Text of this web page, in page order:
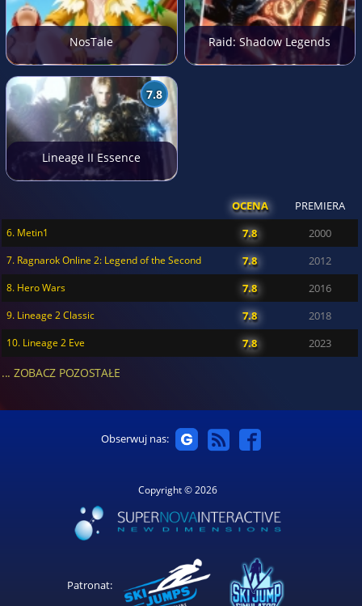
NosTale Raid: Shadow Legends
7.8
Lineage II Essence
OCENA PREMIERA
6. Metin1 7.8 2000
7. Ragnarok Online 2: Legend of the Second 7.8 2012
8. Hero Wars 7.8 2016
9. Lineage 2 Classic 7.8 2018
10. Lineage 2 Eve 7.8 2023
... ZOBACZ POZOSTAŁE
Obserwuj nas:
Copyright © 2026
Patronat: